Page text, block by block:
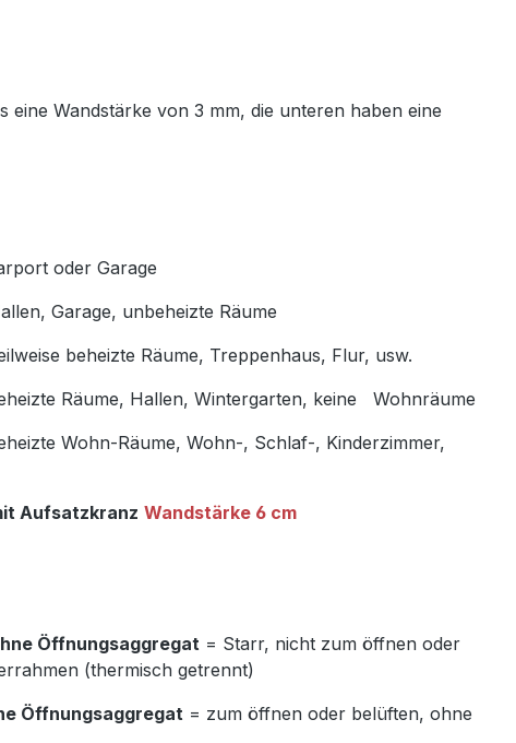
eine Wandstärke von 3 mm, die unteren haben eine
oder Garage
Garage, unbeheizte Räume
beheizte Räume, Treppenhaus, Flur, usw.
Räume, Hallen, Wintergarten, keine Wohnräume
Wohn-Räume, Wohn-, Schlaf-, Kinderzimmer,
Aufsatzkranz Wandstärke 6 cm
Öffnungsaggregat = Starr, nicht zum öffnen oder
(thermisch getrennt)
Öffnungsaggregat = zum öffnen oder belüften, ohne